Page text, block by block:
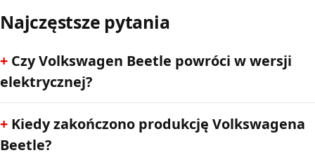
Najczęstsze pytania
Czy Volkswagen Beetle powróci w wersji
elektrycznej?
Kiedy zakończono produkcję Volkswagena
Beetle?